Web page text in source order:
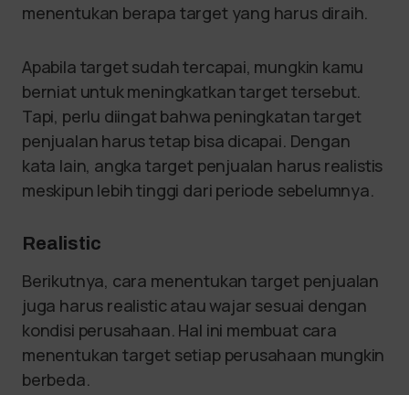
menentukan berapa target yang harus diraih.
Apabila target sudah tercapai, mungkin kamu
berniat untuk meningkatkan target tersebut.
Tapi, perlu diingat bahwa peningkatan target
penjualan harus tetap bisa dicapai. Dengan
kata lain, angka target penjualan harus realistis
meskipun lebih tinggi dari periode sebelumnya.
Realistic
Berikutnya, cara menentukan target penjualan
juga harus realistic atau wajar sesuai dengan
kondisi perusahaan. Hal ini membuat cara
menentukan target setiap perusahaan mungkin
berbeda.